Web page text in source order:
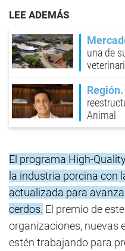
LEE ADEMÁS
una de
Región
Animal
El programa High-
la industria porcina con
actualizada para
cerdos. El premio de
organizaciones, nuevas
estén trabajando para